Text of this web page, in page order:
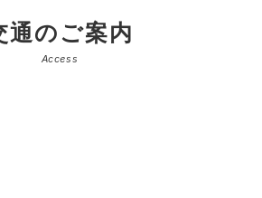
通のご案内
Access